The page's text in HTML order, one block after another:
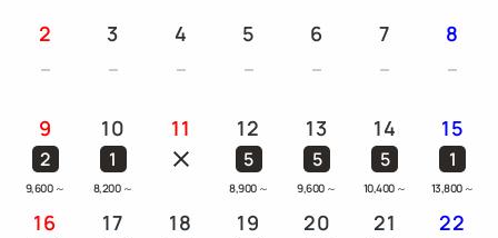
2 3 4 5 6 7 8
9
2
9,600 ～
10
1
8,200 ～
11 12
5
8,900 ～
13
5
9,600 ～
14
5
10,400 ～
15
1
13,800 ～
16 17 18 19 20 21 22